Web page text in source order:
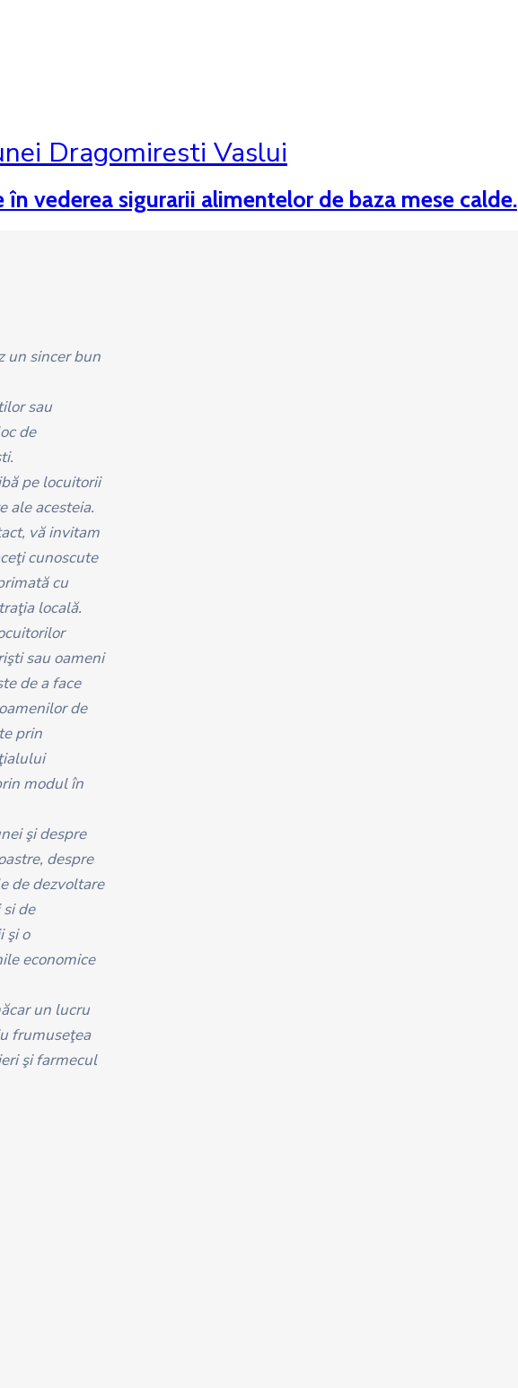
Dragomiresti Vaslui
vederea sigurarii alimentelor de baza mese calde.
un sincer bun
sau
de
pe locuitorii
ale acesteia.
vă invitam
cunoscute
cu
locală.
sau oameni
de a face
de
prin
modul în
şi despre
despre
de dezvoltare
de
şi o
economice
un lucru
frumuseţea
şi farmecul